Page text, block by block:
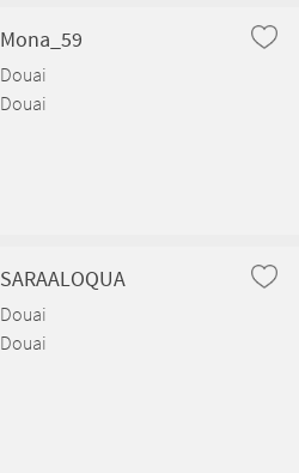
Mona_59
Douai
Douai
SARAALOQUA
Douai
Douai